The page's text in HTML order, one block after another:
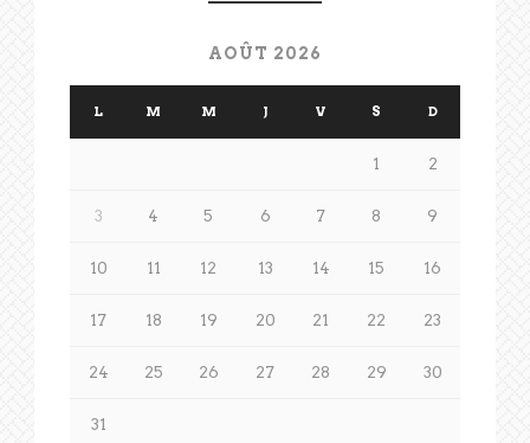
AOÛT 2026
L M M J V S D
1 2
3 4 5 6 7 8 9
10 11 12 13 14 15 16
17 18 19 20 21 22 23
24 25 26 27 28 29 30
31